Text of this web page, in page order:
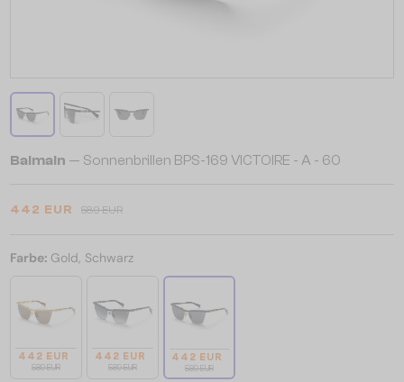
Balmain — Sonnenbrillen BPS-169 VICTOIRE - A - 60
442 EUR 589 EUR
Farbe: Gold, Schwarz
442 EUR
589 EUR
442 EUR
589 EUR
442 EUR
589 EUR